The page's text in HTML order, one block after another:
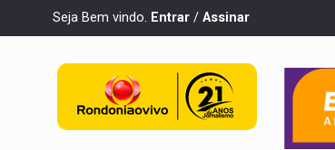
Seja Bem vindo. Entrar / Assinar